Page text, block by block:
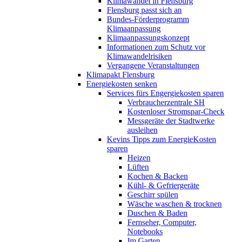
Flensburg passt sich an
Bundes-Förderprogramm
Klimaanpassung
Klimaanpassungskonzept
Informationen zum Schutz vor
Klimawandelrisiken
Vergangene Veranstaltungen
Klimapakt Flensburg
Energiekosten senken
Services fürs Engergiekosten sparen
Verbraucherzentrale SH
Kostenloser Stromspar-Check
Messgeräte der Stadtwerke
ausleihen
Kevins Tipps zum EnergieKosten
sparen
Heizen
Lüften
Kochen & Backen
Kühl- & Gefriergeräte
Geschirr spülen
Wäsche waschen & trocknen
Duschen & Baden
Fernseher, Computer,
Notebooks